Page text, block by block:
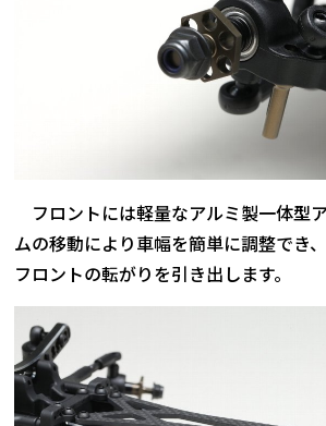
フロントには軽量なアルミ製一体型
ムの移動により車幅を簡単に調整でき
フロントの転がりを引き出します。